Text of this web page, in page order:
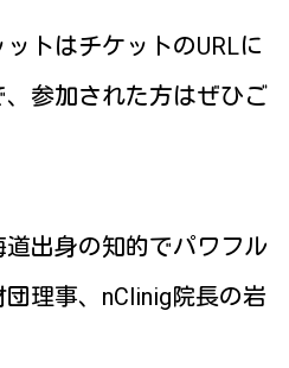
ットはチケットのURLに
参加された方はぜひご
出身の知的でパワフル
理事、nClinig院長の岩